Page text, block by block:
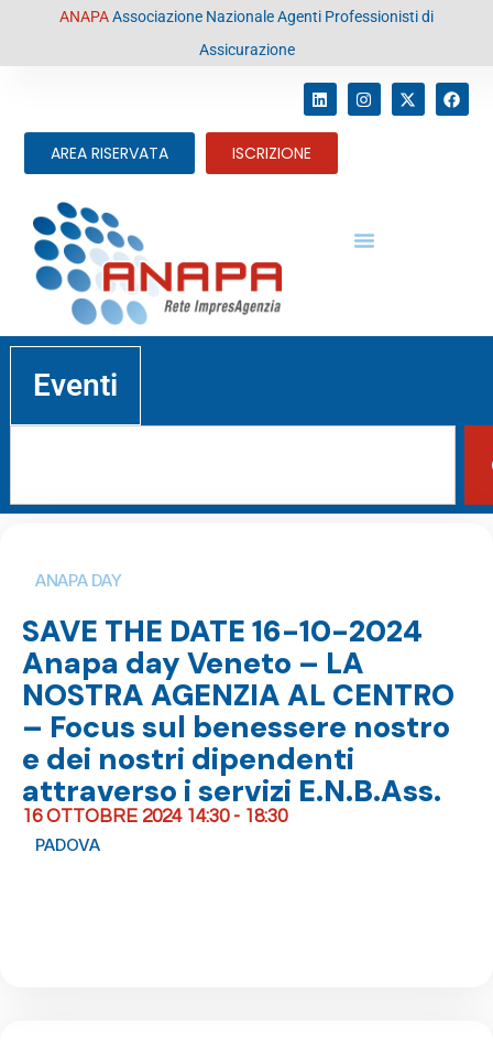
contenutoANAPAAssociazione Nazionale Agenti Professionisti di
Assicurazione
AREA RISERVATA ISCRIZIONE
Eventi
ANAPA DAY
SAVE THE DATE 16-10-2024
Anapa day Veneto – LA
NOSTRA AGENZIA AL CENTRO
– Focus sul benessere nostro
e dei nostri dipendenti
attraverso i servizi E.N.B.Ass.
16 OTTOBRE 2024 14:30 - 18:30
PADOVA